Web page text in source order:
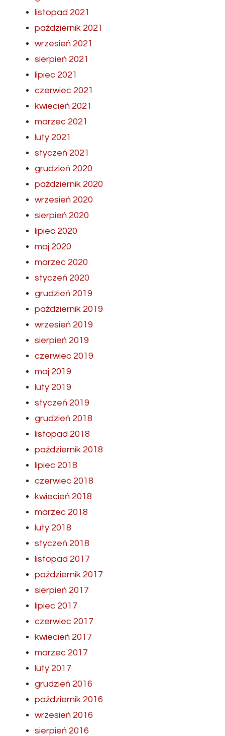
listopad 2021
październik 2021
wrzesień 2021
sierpień 2021
lipiec 2021
czerwiec 2021
kwiecień 2021
marzec 2021
luty 2021
styczeń 2021
grudzień 2020
październik 2020
wrzesień 2020
sierpień 2020
lipiec 2020
maj 2020
marzec 2020
styczeń 2020
grudzień 2019
październik 2019
wrzesień 2019
sierpień 2019
czerwiec 2019
maj 2019
luty 2019
styczeń 2019
grudzień 2018
listopad 2018
październik 2018
lipiec 2018
czerwiec 2018
kwiecień 2018
marzec 2018
luty 2018
styczeń 2018
listopad 2017
październik 2017
sierpień 2017
lipiec 2017
czerwiec 2017
kwiecień 2017
marzec 2017
luty 2017
grudzień 2016
październik 2016
wrzesień 2016
sierpień 2016